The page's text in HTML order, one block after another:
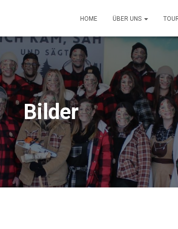
HOME ÜBER UNS
Bilder